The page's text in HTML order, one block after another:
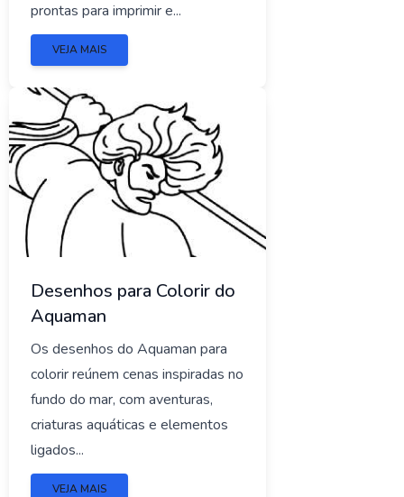
prontas para imprimir e...
VEJA MAIS
Desenhos para Colorir do
Aquaman
Os desenhos do Aquaman para
colorir reúnem cenas inspiradas no
fundo do mar, com aventuras,
criaturas aquáticas e elementos
ligados...
VEJA MAIS